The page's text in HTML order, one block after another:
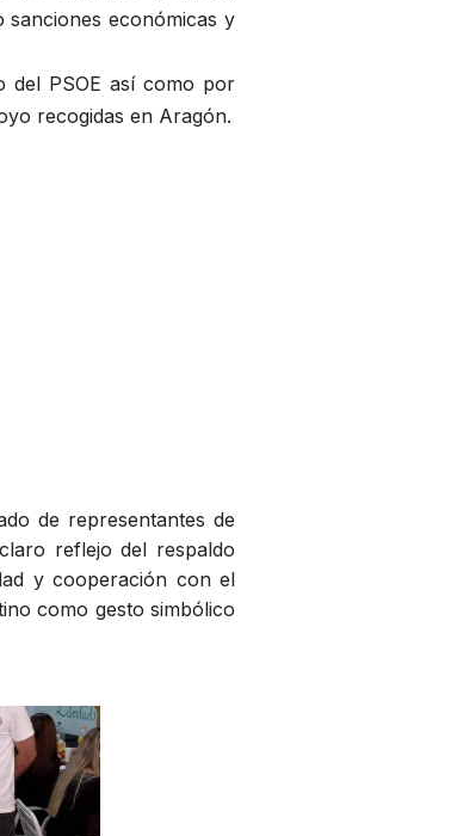
sanciones económicas y
del PSOE así como por
recogidas en Aragón.
de representantes de
reflejo del respaldo
y cooperación con el
como gesto simbólico